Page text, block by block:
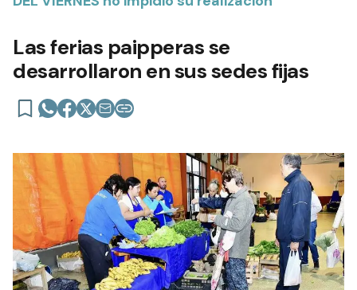
Las ferias paipperas se
desarrollaron en sus sedes fijas